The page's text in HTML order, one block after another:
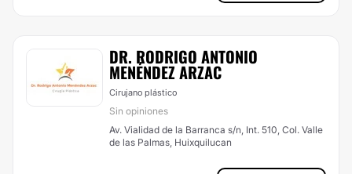
DR. RODRIGO ANTONIO
MENÉNDEZ ARZAC
Cirujano plástico
Sin opiniones
Av. Vialidad de la Barranca s/n, Int. 510, Col. Valle
de las Palmas, Huixquilucan